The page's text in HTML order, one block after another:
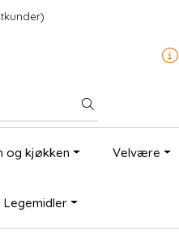
og kjøkken Velvære
Legemidler